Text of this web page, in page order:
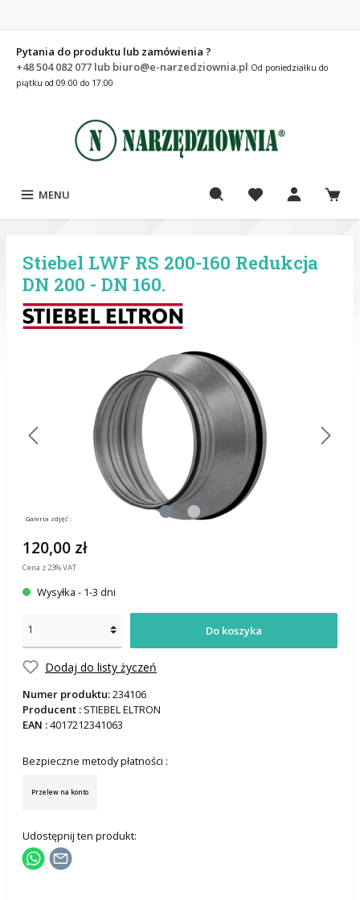
Pytania do produktu lub zamówienia ?
+48 504 082 077 lub biuro@e-narzedziownia.pl Od poniedziałku do
piątku od 09:00 do 17:00
MENU
Stiebel LWF RS 200-160 Redukcja
DN 200 - DN 160.
Galeria zdjęć :
120,00 zł
Cena z 23% VAT
Wysyłka - 1-3 dni
Do koszyka
Dodaj do listy życzeń
Numer produktu:234106
Producent : STIEBEL ELTRON
EAN :4017212341063
Bezpieczne metody płatności :
Przelew na konto
Udostępnij ten produkt: